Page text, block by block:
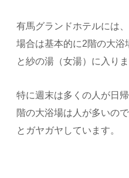
有馬グランドホテルには
場合は基本的に2階の大浴
と紗の湯（女湯）に入りま
特に週末は多くの人が日
階の大浴場は人が多いの
とガヤガヤしています。